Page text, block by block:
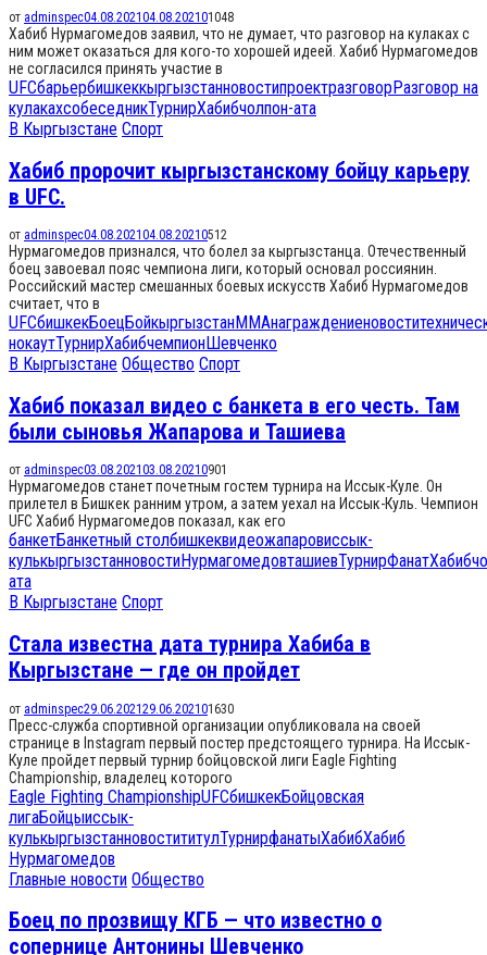
от adminspec04.08.202104.08.202101048
Хабиб Нурмагомедов заявил, что не думает, что разговор на кулаках с
ним может оказаться для кого-то хорошей идеей. Хабиб Нурмагомедов
не согласился принять участие в
UFCбарьербишкеккыргызстанновостипроектразговорРазговор на
кулакахсобеседникТурнирХабибчолпон-ата
В Кыргызстане Спорт
Хабиб пророчит кыргызстанскому бойцу карьеру
в UFC.
от adminspec04.08.202104.08.20210512
Нурмагомедов признался, что болел за кыргызстанца. Отечественный
боец завоевал пояс чемпиона лиги, который основал россиянин.
Российский мастер смешанных боевых искусств Хабиб Нурмагомедов
считает, что в
UFCбишкекБоецБойкыргызстанММАнаграждениеновости
нокаутТурнирХабибчемпионШевченко
В Кыргызстане Общество Спорт
Хабиб показал видео с банкета в его честь. Там
были сыновья Жапарова и Ташиева
от adminspec03.08.202103.08.20210901
Нурмагомедов станет почетным гостем турнира на Иссык-Куле. Он
прилетел в Бишкек ранним утром, а затем уехал на Иссык-Куль. Чемпион
UFC Хабиб Нурмагомедов показал, как его
банкетБанкетный столбишкеквидеожапаровиссык-
кулькыргызстанновостиНурмагомедовташиевТурнирФанатХабиб
ата
В Кыргызстане Спорт
Стала известна дата турнира Хабиба в
Кыргызстане — где он пройдет
от adminspec29.06.202129.06.202101630
Пресс-служба спортивной организации опубликовала на своей
странице в Instagram первый постер предстоящего турнира. На Иссык-
Куле пройдет первый турнир бойцовской лиги Eagle Fighting
Championship, владелец которого
Eagle Fighting ChampionshipUFCбишкекБойцовская
лигаБойцыиссык-
кулькыргызстанновостититулТурнирфанатыХабибХабиб
Нурмагомедов
Главные новости Общество
Боец по прозвищу КГБ — что известно о
сопернице Антонины Шевченко